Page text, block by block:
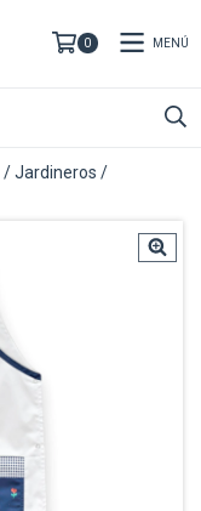
0 MENÚ
/Jardineros /